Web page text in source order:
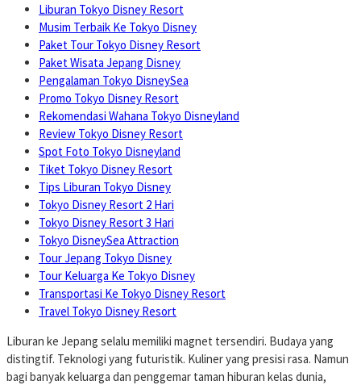
Liburan Tokyo Disney Resort
Musim Terbaik Ke Tokyo Disney
Paket Tour Tokyo Disney Resort
Paket Wisata Jepang Disney
Pengalaman Tokyo DisneySea
Promo Tokyo Disney Resort
Rekomendasi Wahana Tokyo Disneyland
Review Tokyo Disney Resort
Spot Foto Tokyo Disneyland
Tiket Tokyo Disney Resort
Tips Liburan Tokyo Disney
Tokyo Disney Resort 2 Hari
Tokyo Disney Resort 3 Hari
Tokyo DisneySea Attraction
Tour Jepang Tokyo Disney
Tour Keluarga Ke Tokyo Disney
Transportasi Ke Tokyo Disney Resort
Travel Tokyo Disney Resort
Liburan ke Jepang selalu memiliki magnet tersendiri. Budaya yang
distingtif. Teknologi yang futuristik. Kuliner yang presisi rasa. Namun
bagi banyak keluarga dan penggemar taman hiburan kelas dunia,